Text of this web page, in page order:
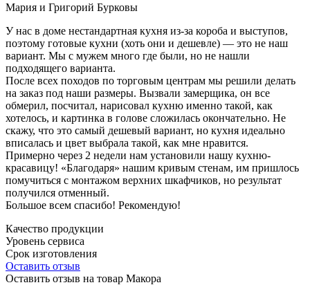
Мария и Григорий Бурковы
У нас в доме нестандартная кухня из-за короба и выступов,
поэтому готовые кухни (хоть они и дешевле) — это не наш
вариант. Мы с мужем много где были, но не нашли
подходящего варианта.
После всех походов по торговым центрам мы решили делать
на заказ под наши размеры. Вызвали замерщика, он все
обмерил, посчитал, нарисовал кухню именно такой, как
хотелось, и картинка в голове сложилась окончательно. Не
скажу, что это самый дешевый вариант, но кухня идеально
вписалась и цвет выбрала такой, как мне нравится.
Примерно через 2 недели нам установили нашу кухню-
красавицу! «Благодаря» нашим кривым стенам, им пришлось
помучиться с монтажом верхних шкафчиков, но результат
получился отменный.
Большое всем спасибо! Рекомендую!
Качество продукции
Уровень сервиса
Срок изготовления
Оставить отзыв
Оставить отзыв на товар Макора